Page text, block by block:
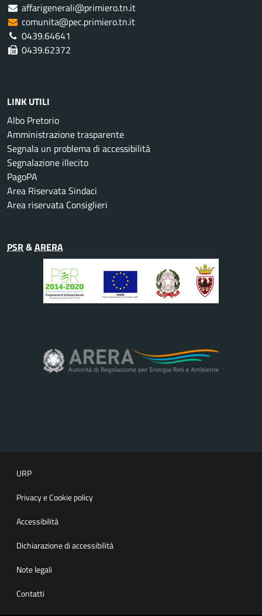
affarigenerali@primiero.tn.it
comunita@pec.primiero.tn.it
0439.64641
0439.62372
LINK UTILI
Albo Pretorio
Amministrazione trasparente
Segnala un problema di accessibilità
Segnalazione illecito
PagoPA
Area Riservata Sindaci
Area riservata Consiglieri
PSR&ARERA
URP
Privacy e Cookie policy
Accessibilità
Dichiarazione di accessibilità
Note legali
Contatti